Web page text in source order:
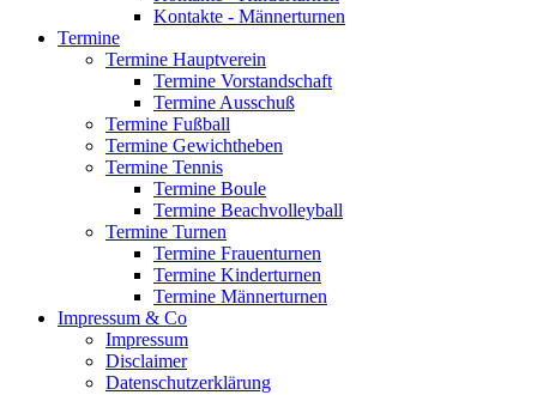
Kontakte - Männerturnen
Termine
Termine Hauptverein
Termine Vorstandschaft
Termine Ausschuß
Termine Fußball
Termine Gewichtheben
Termine Tennis
Termine Boule
Termine Beachvolleyball
Termine Turnen
Termine Frauenturnen
Termine Kinderturnen
Termine Männerturnen
Impressum & Co
Impressum
Disclaimer
Datenschutzerklärung